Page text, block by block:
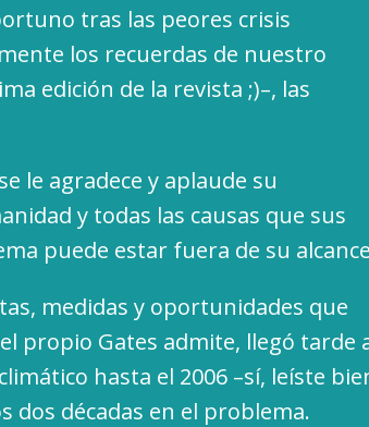
tras las peores crisis
los recuerdas de nuestro
edición de la revista ;)–, las
le agradece y aplaude su
y todas las causas que sus
puede estar fuera de su
medidas y oportunidades que
propio Gates admite, llegó tarde
hasta el 2006 –sí, leíste
dos décadas en el problema.